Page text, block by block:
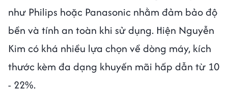
như Philips hoặc Panasonic nhằm đảm bảo độ
bền và tính an toàn khi sử dụng. Hiện Nguyễn
Kim có khá nhiều lựa chọn về dòng máy, kích
thước kèm đa dạng khuyến mãi hấp dẫn từ 10
- 22%.